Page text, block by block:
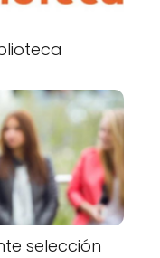
selección